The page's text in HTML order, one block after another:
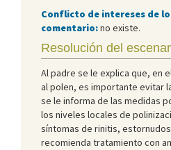
Conflicto de intereses de
comentario:no existe.
Resolución del
Al padre se le explica que, en
al polen, es importante evitar
se le informa de las medidas
los niveles locales de
síntomas de rinitis,
recomienda tratamiento con